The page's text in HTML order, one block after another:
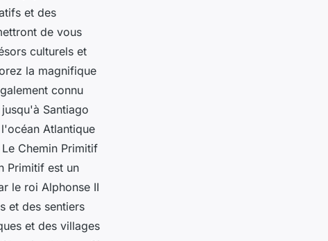
et des
de vous
culturels et
la magnifique
connu
Santiago
Atlantique
Chemin Primitif
Primitif est un
le roi Alphonse II
et des sentiers
et des villages